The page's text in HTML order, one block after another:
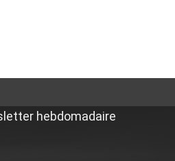
hebdomadaire